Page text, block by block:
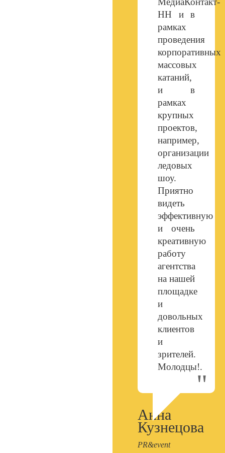
НН и в
рамках
проведения
корпоративных
массовых
катаний,
и в
рамках
крупных
проектов,
например,
организации
ледовых
шоу.
Приятно
видеть
эффективную
и очень
креативную
работу
агентства
на нашей
площадке
и
довольных
клиентов
и
зрителей.
Молодцы!.
Анна
Кузнецова
PR&event